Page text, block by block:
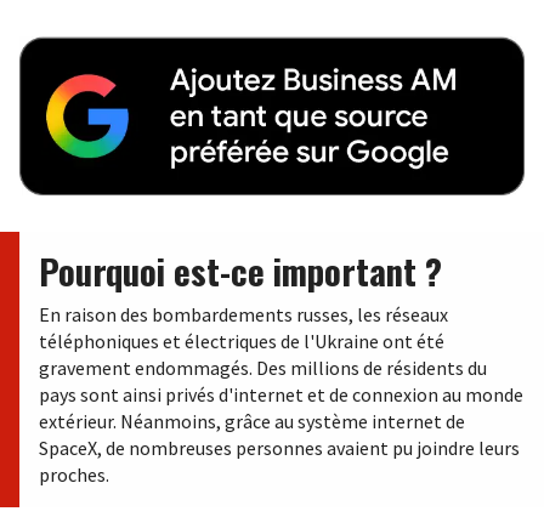
Pourquoi est-ce important ?
En raison des bombardements russes, les réseaux
téléphoniques et électriques de l'Ukraine ont été
gravement endommagés. Des millions de résidents du
pays sont ainsi privés d'internet et de connexion au monde
extérieur. Néanmoins, grâce au système internet de
SpaceX, de nombreuses personnes avaient pu joindre leurs
proches.